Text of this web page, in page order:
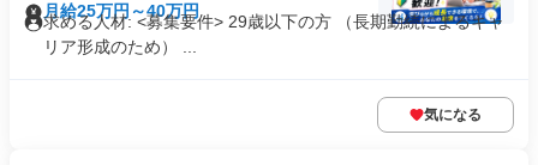
月給25万円～40万円
求める人材: <募集要件> 29歳以下の方 （長期勤続によるキャ
リア形成のため） ...
気になる